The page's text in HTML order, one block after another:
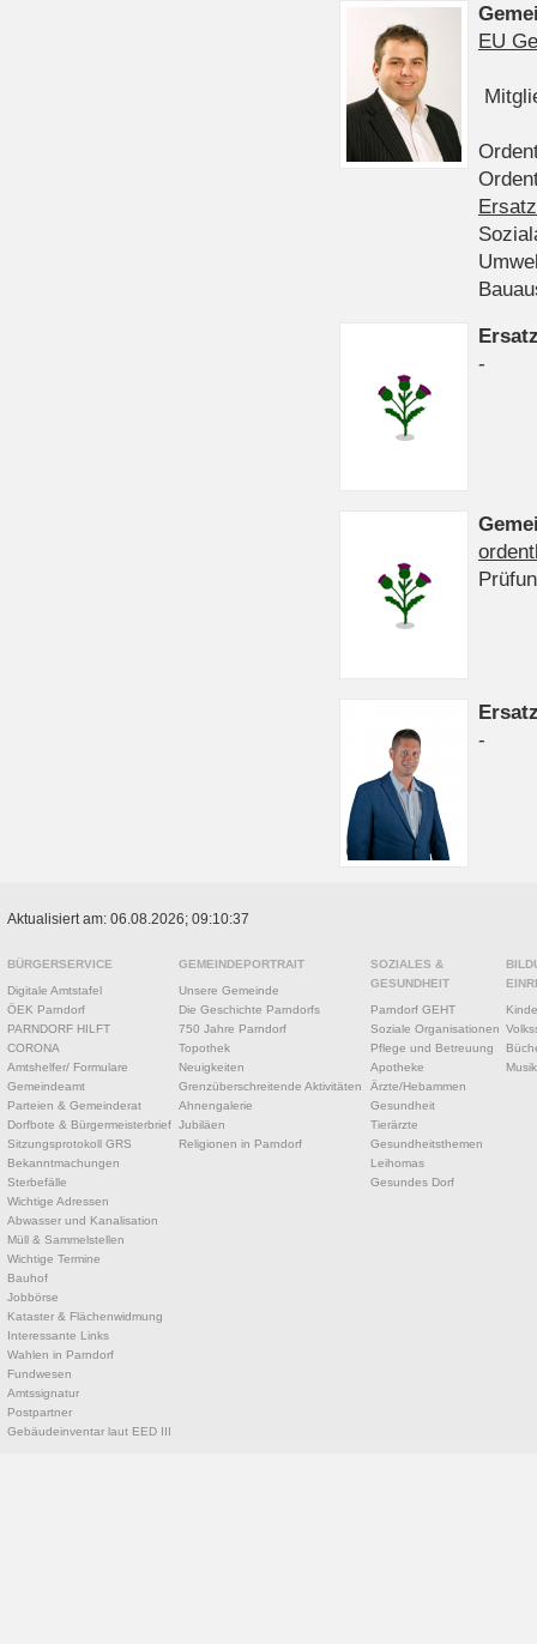
EU
-
-
Aktualisiert am: 06.08.2026; 09:10:37
BÜRGERSERVICE
Digitale Amtstafel
ÖEK Parndorf
PARNDORF HILFT
CORONA
Amtshelfer/ Formulare
Gemeindeamt
Parteien & Gemeinderat
Dorfbote & Bürgermeisterbrief
Sitzungsprotokoll GRS
Bekanntmachungen
Sterbefälle
Wichtige Adressen
Abwasser und Kanalisation
Müll & Sammelstellen
Wichtige Termine
Bauhof
Jobbörse
Kataster & Flächenwidmung
Interessante Links
Wahlen in Parndorf
Fundwesen
Amtssignatur
Postpartner
Gebäudeinventar laut EED III
GEMEINDEPORTRAIT
Unsere Gemeinde
Die Geschichte Parndorfs
750 Jahre Parndorf
Topothek
Neuigkeiten
Grenzüberschreitende Aktivitäten
Ahnengalerie
Jubiläen
Religionen in Parndorf
SOZIALES &
GESUNDHEIT
Parndorf GEHT
Soziale Organisationen
Pflege und Betreuung
Apotheke
Ärzte/Hebammen
Gesundheit
Tierärzte
Gesundheitsthemen
Leihomas
Gesundes Dorf